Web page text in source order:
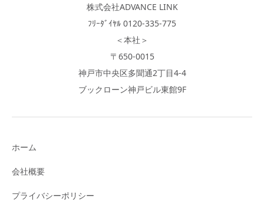
株式会社ADVANCE LINK
ﾌﾘｰﾀﾞｲﾔﾙ 0120-335-775
＜本社＞
〒650-0015
神戸市中央区多聞通2丁目4-4
ブックローン神戸ビル東館9F
ホーム
会社概要
プライバシーポリシー